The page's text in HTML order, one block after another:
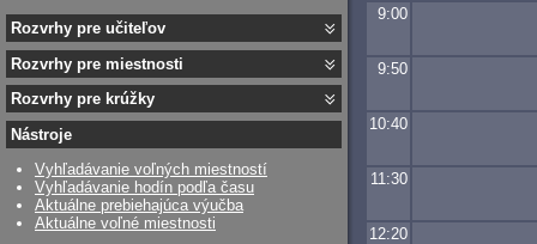
9:00
9:50
10:40
11:30
12:20
Rozvrhy pre učiteľov
Rozvrhy pre miestnosti
Rozvrhy pre krúžky
Nástroje
Vyhľadávanie voľných miestností
Vyhľadávanie hodín podľa času
Aktuálne prebiehajúca výučba
Aktuálne voľné miestnosti